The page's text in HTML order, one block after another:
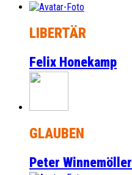
LIBERTÄR
Felix Honekamp
GLAUBEN
Peter Winnemöller